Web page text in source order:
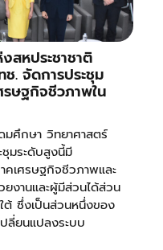
สหประชาชาติ
ช. จัดการประชุม
ษฐกิจชีวภาพใน
ศึกษา วิทยาศาสตร์
มระดับสูงนี้มี
คเศรษฐกิจชีวภาพและ
ยงานและผู้มีส่วนได้ส่วน
ใต้ ซึ่งเป็นส่วนหนึ่งของ
ลี่ยนแปลงระบบ